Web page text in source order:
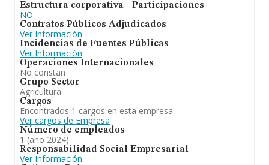
Estructura corporativa - Participaciones
NO
Contratos Públicos Adjudicados
Ver Información
Incidencias de Fuentes Públicas
Ver Información
Operaciones Internacionales
No constan
Grupo Sector
Agricultura
Cargos
Encontrados 1 cargos en esta empresa
Ver cargos de Empresa
Número de empleados
1 (año 2024)
Responsabilidad Social Empresarial
Ver Información